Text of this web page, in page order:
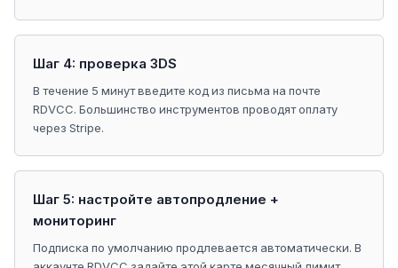
Шаг 4: проверка 3DS
В течение 5 минут введите код из письма на почте
RDVCC. Большинство инструментов проводят оплату
через Stripe.
Шаг 5: настройте автопродление +
мониторинг
Подписка по умолчанию продлевается автоматически. В